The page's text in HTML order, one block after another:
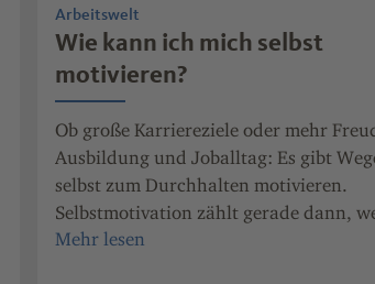
Arbeitswelt
Wie kann ich mich selbst
motivieren?
Ob große Karriereziele oder mehr
Ausbildung und Joballtag: Es gibt
selbst zum Durchhalten motivieren.
Selbstmotivation zählt gerade dann,
mal nicht weitergeht wie gewünscht.